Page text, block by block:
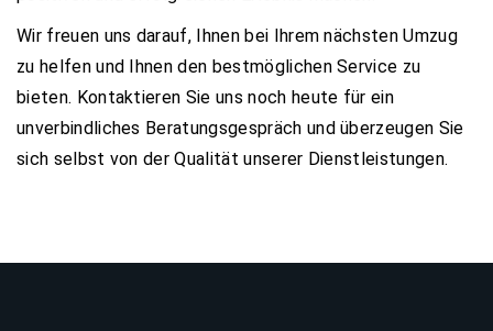
Wir freuen uns darauf, Ihnen bei Ihrem nächsten Umzug
zu helfen und Ihnen den bestmöglichen Service zu
bieten. Kontaktieren Sie uns noch heute für ein
unverbindliches Beratungsgespräch und überzeugen Sie
sich selbst von der Qualität unserer Dienstleistungen.